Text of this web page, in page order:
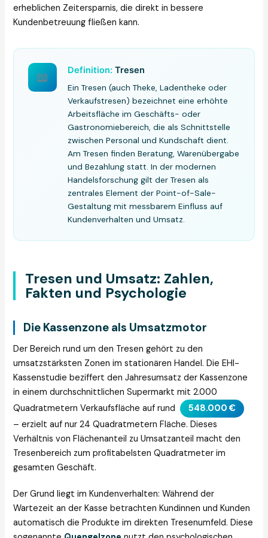
erheblichen Zeitersparnis, die direkt in bessere
Kundenbetreuung fließen kann.
📖 Definition:Tresen
Ein Tresen (auch Theke, Ladentheke oder
Verkaufstresen) bezeichnet eine erhöhte
Arbeitsfläche im Geschäfts- oder
Gastronomiebereich, die als Schnittstelle
zwischen Personal und Kundschaft dient.
Am Tresen finden Beratung, Warenübergabe
und Bezahlung statt. In der modernen
Handelsforschung gilt der Tresen als
zentrales Element der Point-of-Sale-
Gestaltung mit messbarem Einfluss auf
Kundenverhalten und Umsatz.
Tresen und Umsatz: Zahlen,
Fakten und Psychologie
Die Kassenzone als Umsatzmotor
Der Bereich rund um den Tresen gehört zu den
umsatzstärksten Zonen im stationären Handel. Die EHI-
Kassenstudie beziffert den Jahresumsatz der Kassenzone
in einem durchschnittlichen Supermarkt mit 2.000
Quadratmetern Verkaufsfläche auf rund
548.000 €
– erzielt auf nur 24 Quadratmetern Fläche. Dieses
Verhältnis von Flächenanteil zu Umsatzanteil macht den
Tresenbereich zum profitabelsten Quadratmeter im
gesamten Geschäft.
Der Grund liegt im Kundenverhalten: Während der
Wartezeit an der Kasse betrachten Kundinnen und Kunden
automatisch die Produkte im direkten Tresenumfeld. Diese